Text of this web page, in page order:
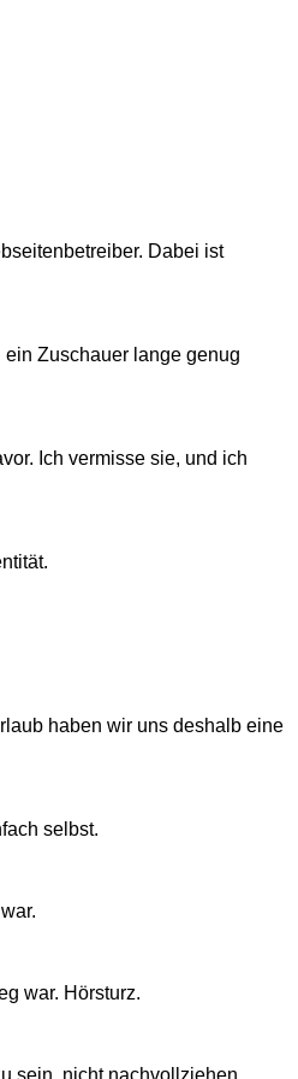
Dabei ist
Zuschauer lange genug
Ich vermisse sie, und ich
haben wir uns deshalb eine
selbst.
war. Hörsturz.
sein, nicht nachvollziehen.